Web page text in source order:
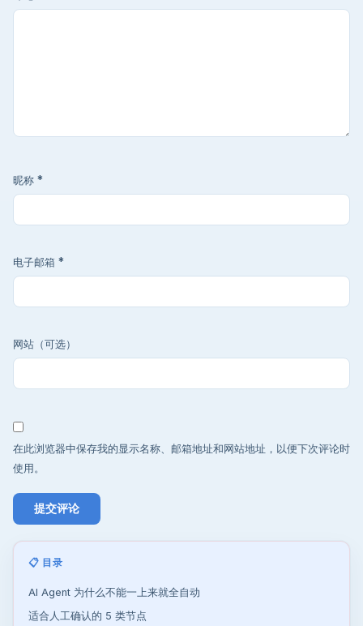
昵称 *
电子邮箱 *
网站（可选）
在此浏览器中保存我的显示名称、邮箱地址和网站地址，以便下次评论时
使用。
📋 目录
AI Agent 为什么不能一上来就全自动
适合人工确认的 5 类节点